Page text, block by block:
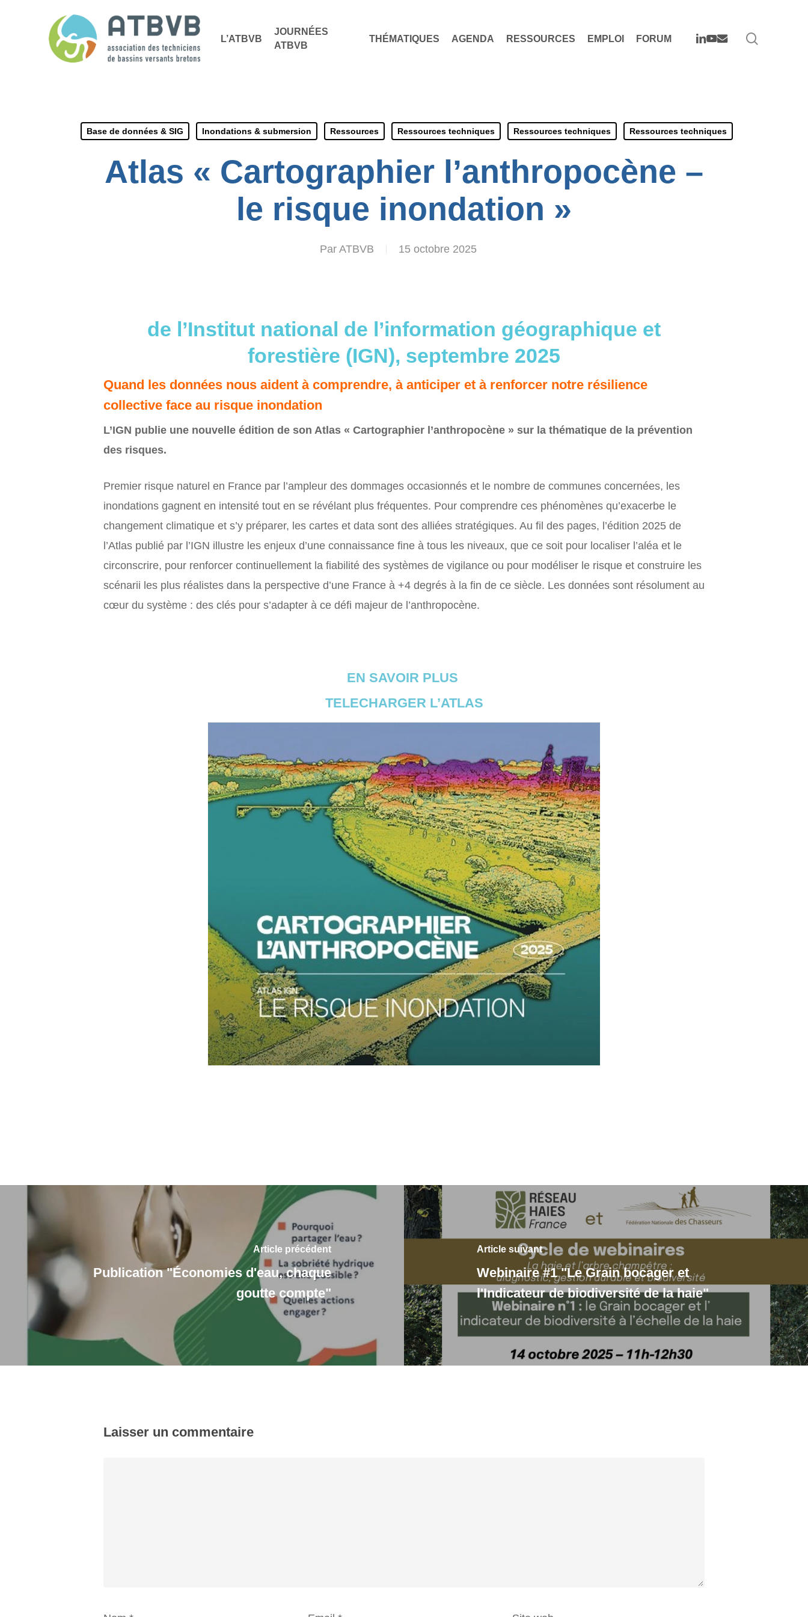
L’ATBVB
JOURNÉES
ATBVB
THÉMATIQUES AGENDA RESSOURCES EMPLOI FORUM LINKEDIN
YOUTUBE
EMAIL
Base de données & SIG Inondations & submersion Ressources Ressources techniques Ressources techniques Ressources techniques
Atlas « Cartographier l’anthropocène –
le risque inondation »
Par ATBVB 15 octobre 2025
de l’Institut national de l’information géographique et
forestière (IGN), septembre 2025
Quand les données nous aident à comprendre, à anticiper et à renforcer notre résilience
collective face au risque inondation
L’IGN publie une nouvelle édition de son Atlas « Cartographier l’anthropocène » sur la thématique de la prévention
des risques.
Premier risque naturel en France par l’ampleur des dommages occasionnés et le nombre de communes concernées, les
inondations gagnent en intensité tout en se révélant plus fréquentes. Pour comprendre ces phénomènes qu’exacerbe le
changement climatique et s’y préparer, les cartes et data sont des alliées stratégiques. Au fil des pages, l’édition 2025 de
l’Atlas publié par l’IGN illustre les enjeux d’une connaissance fine à tous les niveaux, que ce soit pour localiser l’aléa et le
circonscrire, pour renforcer continuellement la fiabilité des systèmes de vigilance ou pour modéliser le risque et construire les
scénarii les plus réalistes dans la perspective d’une France à +4 degrés à la fin de ce siècle. Les données sont résolument au
cœur du système : des clés pour s’adapter à ce défi majeur de l’anthropocène.
EN SAVOIR PLUS
TELECHARGER L’ATLAS
Article précédent
Publication "Économies d'eau, chaque
goutte compte"
Article suivant
Webinaire #1 "Le Grain bocager et
l'Indicateur de biodiversité de la haie"
Laisser un commentaire